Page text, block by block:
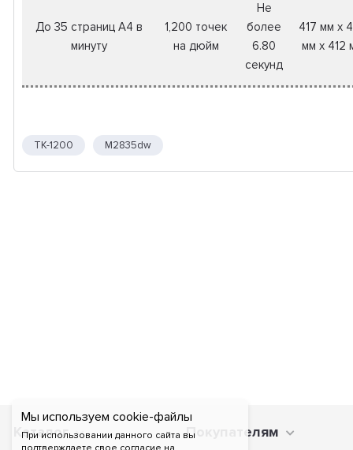
Мы используем cookie-файлы
При использовании данного сайта вы
До 35 страниц A4 в
минуту
1,200 точек
на дюйм
Не
более
6.80
секунд
417 мм x
мм x 412
TK-1200 M2835dw
Каталог Покупателям